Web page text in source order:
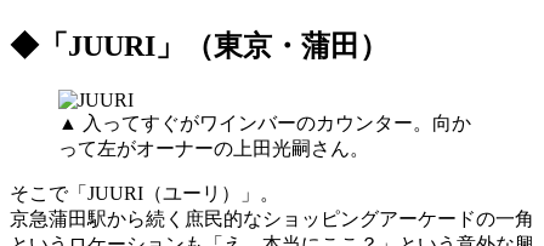
◆「JUURI」（東京・蒲田）
▲ 入ってすぐがワインバーのカウンター。向か
って左がオーナーの上田光嗣さん。
そこで「JUURI（ユーリ）」。
京急蒲田駅から続く庶民的なショッピングアーケードの一角